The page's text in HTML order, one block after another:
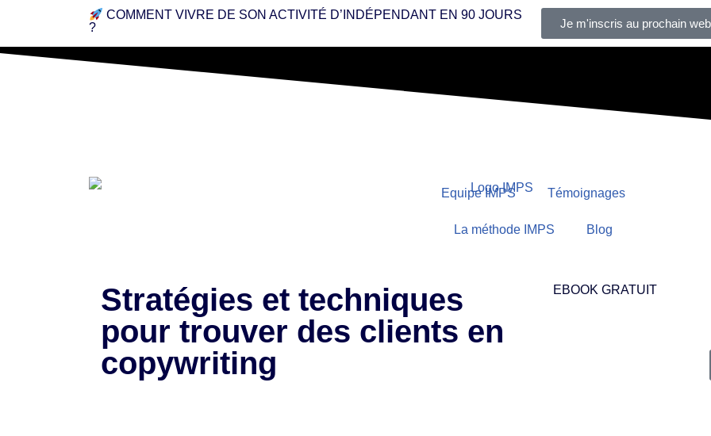
COMMENT VIVRE DE SON ACTIVITÉ D’INDÉPENDANT EN 90 JOURS
?
Je m'inscris au prochain
Equipe IMPS Témoignages
La méthode IMPS Blog
Stratégies et techniques
pour trouver des clients en
copywriting
EBOOK GRATUIT